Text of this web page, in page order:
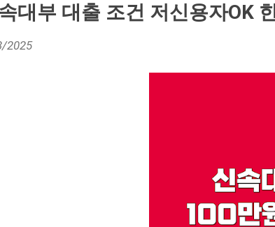
대부 대출 조건 저신용자OK
2025